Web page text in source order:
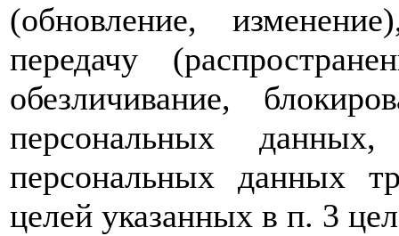
(обновление,
передачу
обезличивание,
персональных данных,
персональных данных
целей указанных в п. 3